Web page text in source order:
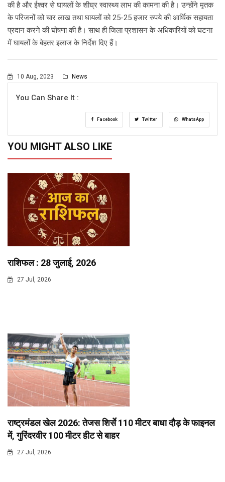
की है और ईश्वर से घायलों के शीघ्र स्वास्थ्य लाभ की कामना की है। उन्होंने मृतक
के परिजनों को चार लाख तथा घायलों को 25-25 हजार रुपये की आर्थिक सहायता
प्रदान करने की घोषणा की है। साथ ही जिला प्रशासन के अधिकारियों को घटना
में घायलों के बेहतर इलाज के निर्देश दिए हैं।
10 Aug, 2023 News
You Can Share It :
Facebook Twitter WhatsApp
YOU MIGHT ALSO LIKE
राशिफल : 28 जुलाई, 2026
27 Jul, 2026
राष्ट्रमंडल खेल 2026: तेजस शिर्से 110 मीटर बाधा दौड़ के फाइनल
में, गुरिंदरवीर 100 मीटर हीट से बाहर
27 Jul, 2026